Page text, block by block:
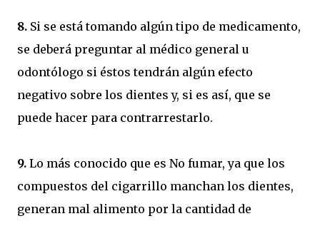
8. Si se está tomando algún tipo de medicamento,
se deberá preguntar al médico general u
odontólogo si éstos tendrán algún efecto
negativo sobre los dientes y, si es así, que se
puede hacer para contrarrestarlo.
9. Lo más conocido que es No fumar, ya que los
compuestos del cigarrillo manchan los dientes,
generan mal alimento por la cantidad de